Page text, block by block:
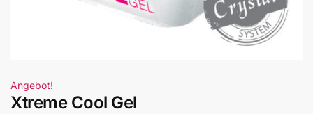
Angebot!
Xtreme Cool Gel